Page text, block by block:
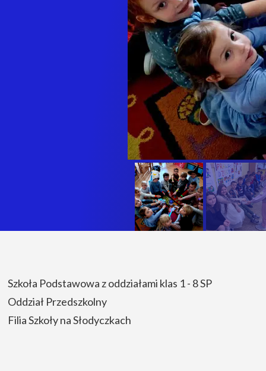
Szkoła Podstawowa z oddziałami klas 1 - 8 SP
Oddział Przedszkolny
Filia Szkoły na Słodyczkach